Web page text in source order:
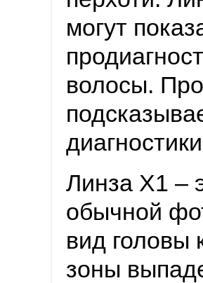
могут
волосы.
Линза Х1 –
обычной
вид головы
зоны